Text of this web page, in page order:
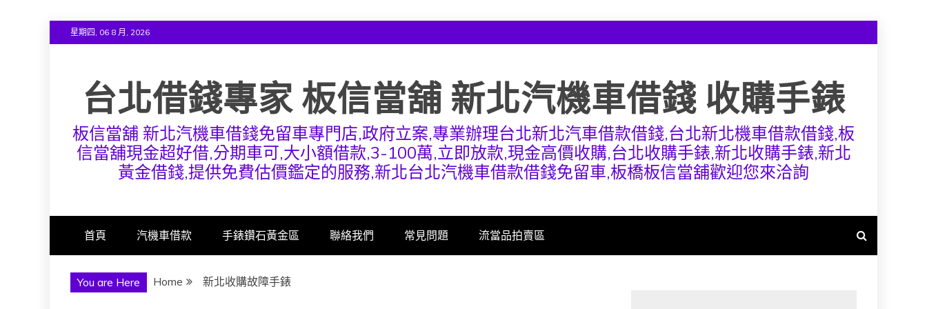
to
星期四, 06 8 月, 2026
台北借錢專家 板信當舖 新北汽機車借錢 收購手錶
板信當舖 新北汽機車借錢免留車專門店,政府立案,專業辦理台北新北汽車借款借錢,台北新北機車借款借錢,板
信當舖現金超好借,分期車可,大小額借款,3-100萬,立即放款,現金高價收購,台北收購手錶,新北收購手錶,新北
黃金借錢,提供免費估價鑑定的服務,新北台北汽機車借款借錢免留車,板橋板信當舖歡迎您來洽詢
首頁 汽機車借款 手錶鑽石黃金區 聯絡我們 常見問題 流當品拍賣區
You are Here Home 新北收購故障手錶